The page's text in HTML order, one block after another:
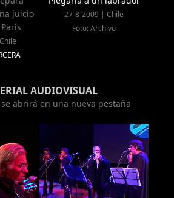
juicio
27-8-2009 | Chile
Foto: Archivo
AUDIOVISUAL
abrirá en una nueva pestaña